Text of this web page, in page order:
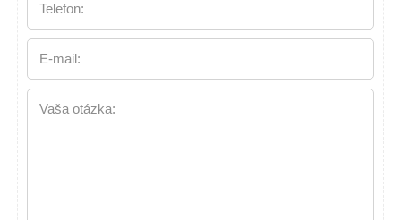
Telefon:
E-mail:
Vaša otázka: